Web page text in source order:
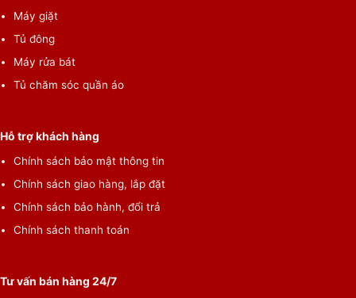
Trải nghiệm chơi game mượt mà với công nghệ
FreeSync Premium Pro
Công nghệ FreeSync Premium Pro khẳng định được độ
quan trọng của nó khi giảm thiểu đáng kể tình trạng
giúp hình ảnh trong quá trình chơi game không bị gián
đoạn và lôi cuốn.
Máy giặt
Tủ đông
Máy rửa bát
Tủ chăm sóc quần áo
Hỗ trợ khách hàng
Chính sách bảo mật thông tin
Chính sách giao hàng, lắp đặt
Chính sách bảo hành, đổi trả
Chính sách thanh toán
Tư vấn bán hàng 24/7